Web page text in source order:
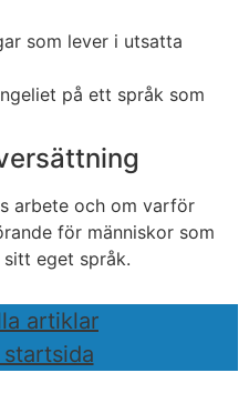
som lever i utsatta
på ett språk som
arbete och om varför
för människor som
eget språk.
artiklar